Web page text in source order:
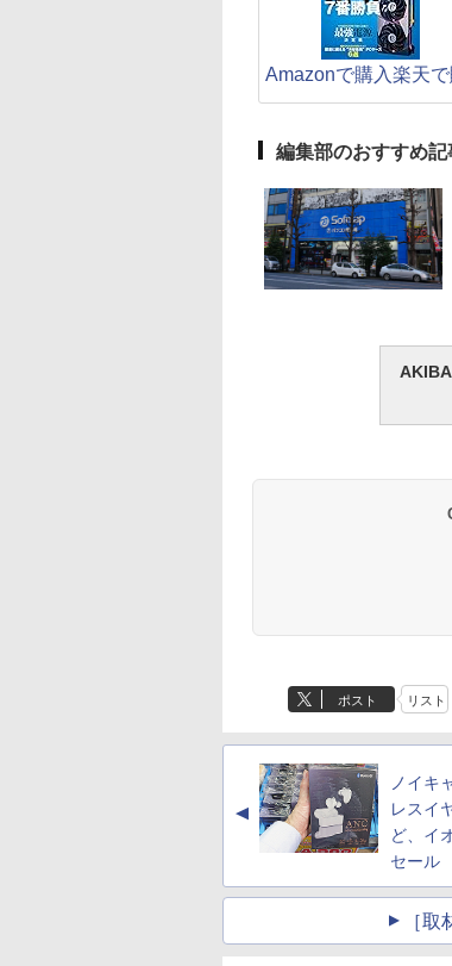
Amazonで購入楽天で
編集部のおすすめ記
ポスト リスト
▲
ノイキ
レスイ
ど、イ
セール
［